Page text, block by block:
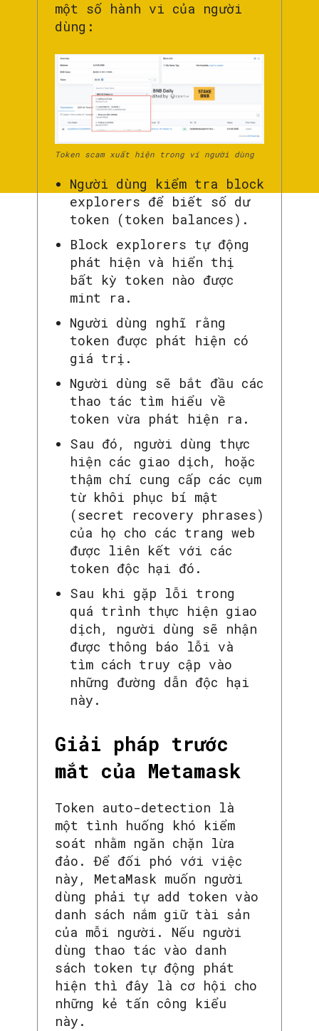
một số hành vi của người
dùng:
Token scam xuất hiện trong ví người dùng
Người dùng kiểm tra block
explorers để biết số dư
token (token balances).
Block explorers tự động
phát hiện và hiển thị
bất kỳ token nào được
mint ra.
Người dùng nghĩ rằng
token được phát hiện có
giá trị.
Người dùng sẽ bắt đầu các
thao tác tìm hiểu về
token vừa phát hiện ra.
Sau đó, người dùng thực
hiện các giao dịch, hoặc
thậm chí cung cấp các cụm
từ khôi phục bí mật
(secret recovery phrases)
của họ cho các trang web
được liên kết với các
token độc hại đó.
Sau khi gặp lỗi trong
quá trình thực hiện giao
dịch, người dùng sẽ nhận
được thông báo lỗi và
tìm cách truy cập vào
những đường dẫn độc hại
này.
Giải pháp trước
mắt của Metamask
Token auto-detection là
một tình huống khó kiểm
soát nhằm ngăn chặn lừa
đảo. Để đối phó với việc
này, MetaMask muốn người
dùng phải tự add token vào
danh sách nắm giữ tài sản
của mỗi người. Nếu người
dùng thao tác vào danh
sách token tự động phát
hiện thì đây là cơ hội cho
những kẻ tấn công kiểu
này.